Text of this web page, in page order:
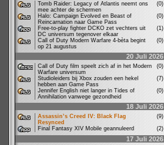
Tomb Raider: Legacy of Atlantis neemt ons
mee achter de schermen
(0)
Halo: Campaign Evolved en Beast of
Reincarnation naar Game Pass
(0)
Free-to-play fighter DCKO zet vechters uit
DC universum tegenover elkaar
(1)
Call of Duty Modern Warfare 4-bèta begint
op 21 augustus
(0)
20 Juli 2026
Call of Duty film speelt zich af in het Modern
Warfare universum
(0)
Studioleiders bij Xbox zouden een hekel
hebben aan Game Pass
(7)
Jennifer English niet langer in Tides of
Annihilation vanwege gezondheid
(0)
18 Juli 2026
Assassin’s Creed IV: Black Flag
Resynced
(9)
Final Fantasy XIV Mobile geannuleerd
(2)
17 Juli 2026